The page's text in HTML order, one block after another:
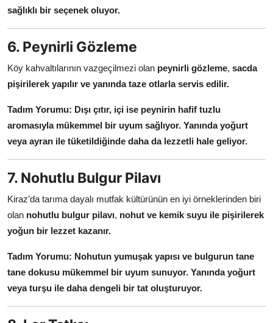
sağlıklı bir seçenek oluyor.
6. Peynirli Gözleme
Köy kahvaltılarının vazgeçilmezi olan peynirli gözleme, sacda
pişirilerek yapılır ve yanında taze otlarla servis edilir.
Tadım Yorumu: Dışı çıtır, içi ise peynirin hafif tuzlu
aromasıyla mükemmel bir uyum sağlıyor. Yanında yoğurt
veya ayran ile tüketildiğinde daha da lezzetli hale geliyor.
7. Nohutlu Bulgur Pilavı
Kiraz’da tarıma dayalı mutfak kültürünün en iyi örneklerinden biri
olan nohutlu bulgur pilavı, nohut ve kemik suyu ile pişirilerek
yoğun bir lezzet kazanır.
Tadım Yorumu: Nohutun yumuşak yapısı ve bulgurun tane
tane dokusu mükemmel bir uyum sunuyor. Yanında yoğurt
veya turşu ile daha dengeli bir tat oluşturuyor.